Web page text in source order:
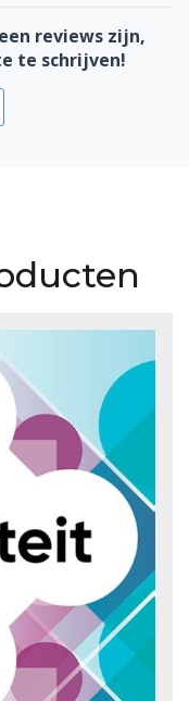
reviews zijn,
te schrijven!